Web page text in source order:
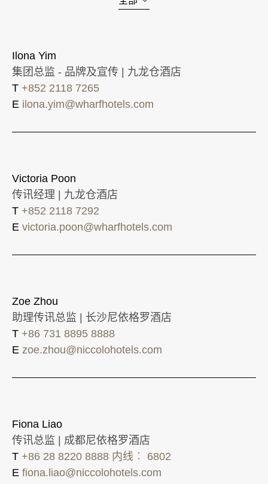
Ilona Yim
集团总监 - 品牌及宣传 | 九龙仓酒店
T +852 2118 7265
E ilona.yim@wharfhotels.com
Victoria Poon
传讯经理 | 九龙仓酒店
T +852 2118 7292
E victoria.poon@wharfhotels.com
Zoe Zhou
助理传讯总监 | 长沙尼依格罗酒店
T +86 731 8895 8888
E zoe.zhou@niccolohotels.com
Fiona Liao
传讯总监 | 成都尼依格罗酒店
T +86 28 8220 8888 内线︰ 6802
E fiona.liao@niccolohotels.com